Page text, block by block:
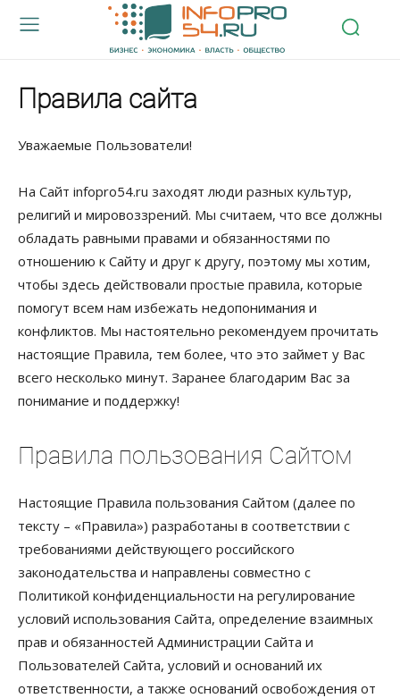
Правила сайта
Уважаемые Пользователи!
На Cайт infoprо54.ru заходят люди разных культур,
религий и мировоззрений. Мы считаем, что все должны
обладать равными правами и обязанностями по
отношению к Cайту и друг к другу, поэтому мы хотим,
чтобы здесь действовали простые правила, которые
помогут всем нам избежать недопонимания и
конфликтов. Мы настоятельно рекомендуем прочитать
настоящие Правила, тем более, что это займет у Вас
всего несколько минут. Заранее благодарим Вас за
понимание и поддержку!
Правила пользования Сайтом
Настоящие Правила пользования Сайтом (далее по
тексту – «Правила») разработаны в соответствии с
требованиями действующего российского
законодательства и направлены совместно с
Политикой конфиденциальности на регулирование
условий использования Сайта, определение взаимных
прав и обязанностей Администрации Сайта и
Пользователей Сайта, условий и оснований их
ответственности, а также оснований освобождения от